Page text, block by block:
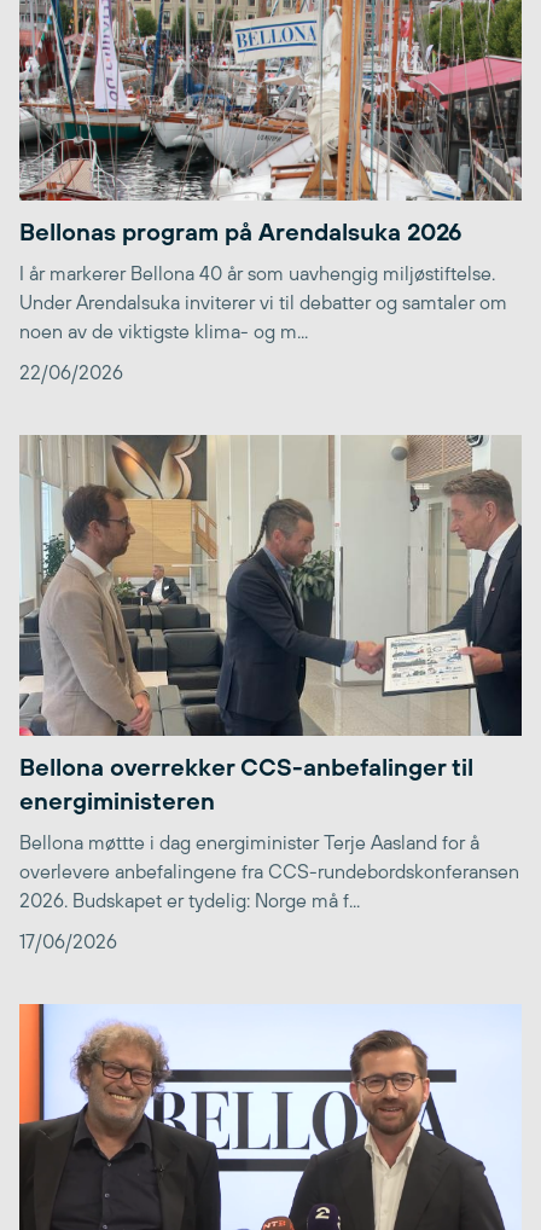
Bellonas program på Arendalsuka 2026
I år markerer Bellona 40 år som uavhengig miljøstiftelse.
Under Arendalsuka inviterer vi til debatter og samtaler om
noen av de viktigste klima- og m...
22/06/2026
Bellona overrekker CCS-anbefalinger til
energiministeren
Bellona møttte i dag energiminister Terje Aasland for å
overlevere anbefalingene fra CCS-rundebordskonferansen
2026. Budskapet er tydelig: Norge må f...
17/06/2026